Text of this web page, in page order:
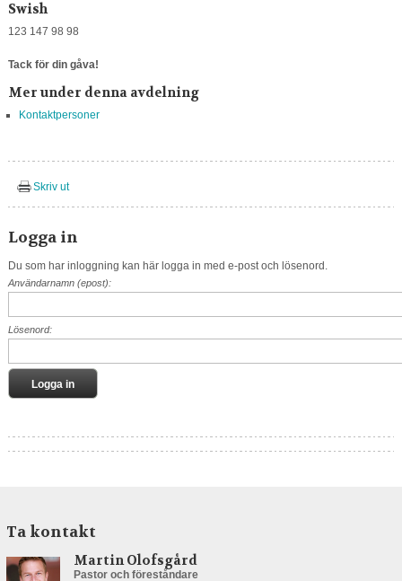
Swish
123 147 98 98
Tack för din gåva!
Mer under denna avdelning
Kontaktpersoner
Skriv ut
Logga in
Du som har inloggning kan här logga in med e-post och lösenord.
Användarnamn (epost):
Lösenord:
Ta kontakt
Martin Olofsgård
Pastor och föreståndare